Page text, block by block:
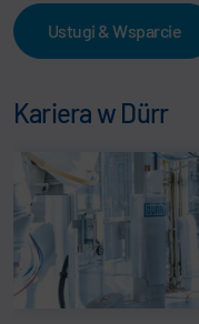
Ustugi & Wsparcie
Kariera w Dürr